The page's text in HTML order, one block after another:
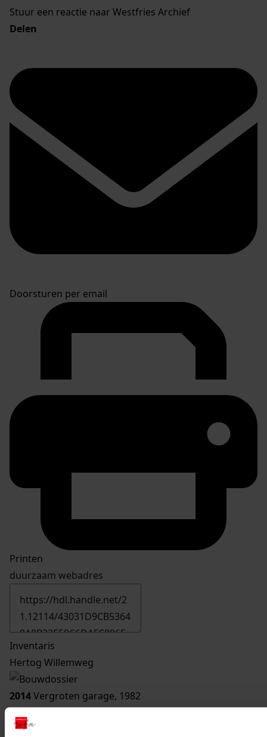
Stuur een reactie naar Westfries Archief
Delen
Doorsturen per email
Printen
duurzaam webadres
Inventaris
Hertog Willemweg
2014Vergroten garage, 1982
Datering:
1982